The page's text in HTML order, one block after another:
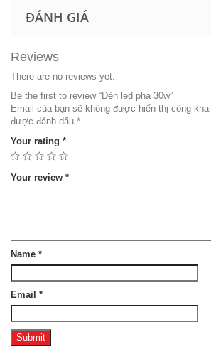
ĐÁNH GIÁ
Reviews
There are no reviews yet.
Be the first to review “Đèn led pha 30w”
Email của bạn sẽ không được hiển thị công khai.
được đánh dấu *
Your rating *
Your review *
Name *
Email *